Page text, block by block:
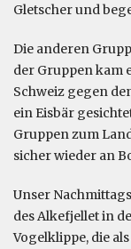
Gletscher und
Die anderen
der Gruppen kam
Schweiz gegen
ein Eisbär
Gruppen zum
sicher wieder an
Unser
des Alkefjellet in
Vogelklippe, die